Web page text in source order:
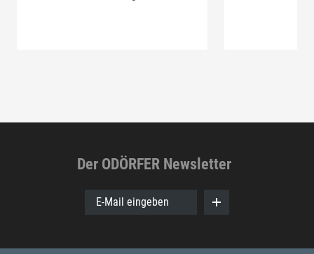
Der ODÖRFER Newsletter
E-Mail eingeben